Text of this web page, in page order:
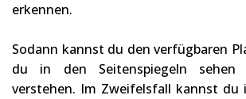
erkennen.
Sodann kannst du den verfügbaren
du in den Seitenspiegeln sehen
verstehen. Im Zweifelsfall kannst du